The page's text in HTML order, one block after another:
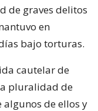
de graves delitos
en
bajo torturas.
cautelar de
pluralidad de
de ellos y